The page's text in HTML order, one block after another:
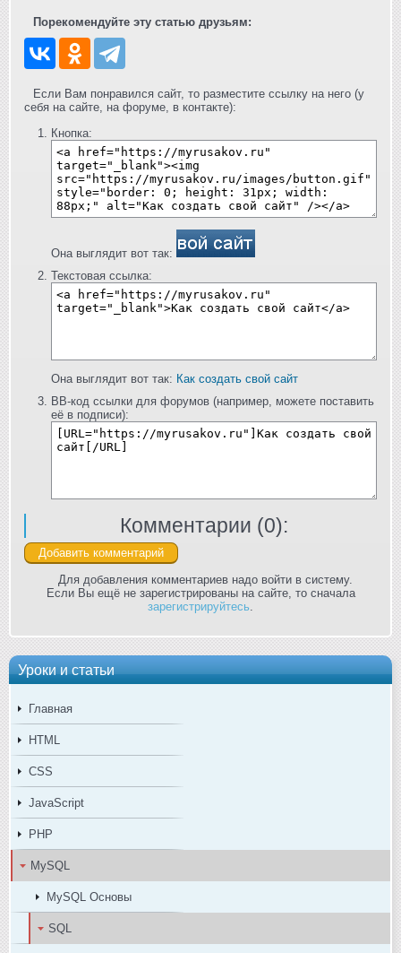
Уроки и статьи
Главная
HTML
CSS
JavaScript
PHP
MySQL
MySQL Основы
SQL
Порекомендуйте эту статью друзьям:
Если Вам понравился сайт, то разместите ссылку на него (у
себя на сайте, на форуме, в контакте):
Кнопка:
Она выглядит вот так:
Текстовая ссылка:
Она выглядит вот так: Как создать свой сайт
BB-код ссылки для форумов (например, можете поставить
её в подписи):
Комментарии (0):
Для добавления комментариев надо войти в систему.
Если Вы ещё не зарегистрированы на сайте, то сначала
зарегистрируйтесь.